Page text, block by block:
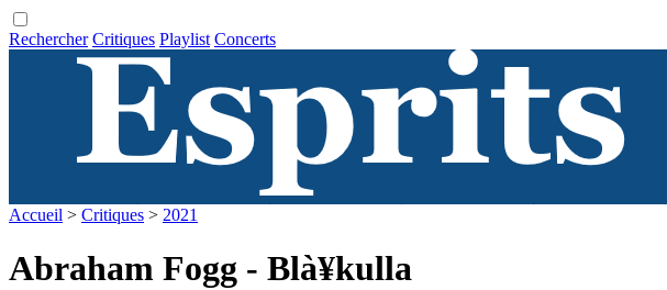
Rechercher Critiques Playlist Concerts
Accueil > Critiques > 2021
Abraham Fogg - Blà¥kulla